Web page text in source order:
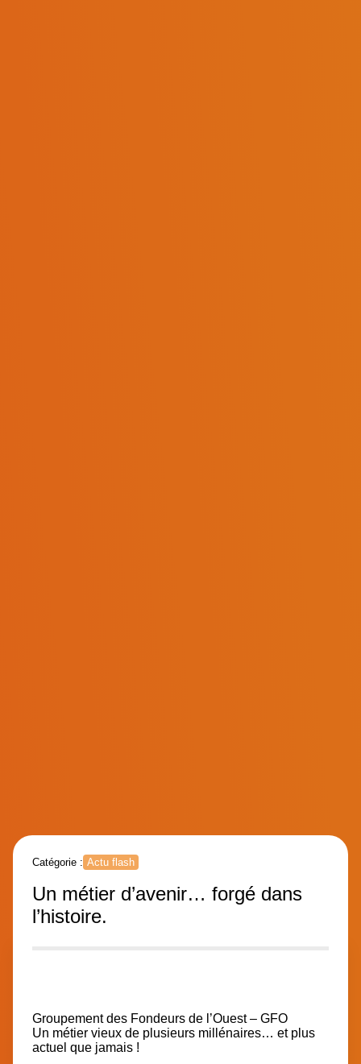
Catégorie : Actu flash
Un métier d’avenir… forgé dans
l’histoire.
Groupement des Fondeurs de l’Ouest – GFO
Un métier vieux de plusieurs millénaires… et plus
actuel que jamais !